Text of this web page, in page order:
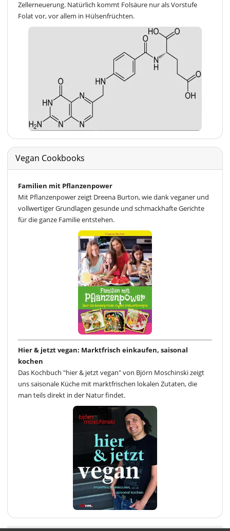
Zellerneuerung. Natürlich kommt Folsäure nur als Vorstufe
Folat vor, vor allem in Hülsenfrüchten.
Vegan Cookbooks
Familien mit Pflanzenpower
Mit Pflanzenpower zeigt Dreena Burton, wie dank veganer und
vollwertiger Grundlagen gesunde und schmackhafte Gerichte
für die ganze Familie entstehen.
Hier & jetzt vegan: Marktfrisch einkaufen, saisonal
kochen
Das Kochbuch "hier & jetzt vegan" von Björn Moschinski zeigt
uns saisonale Küche mit marktfrischen lokalen Zutaten, die
man teils direkt in der Natur findet.